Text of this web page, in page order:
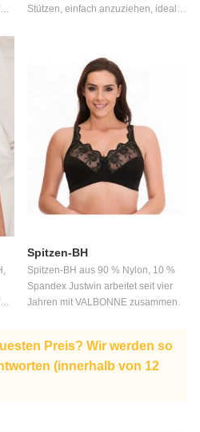
Stützen, einfach anzuziehen, ideal
täglichen Komfort große
Fabrikversorgung und gutes Preis-
Leistungs-Verhältnis
Spitzen-BH
Spitzen-BH aus 90 % Nylon, 10 %
Spandex Justwin arbeitet seit vier
Jahren mit VALBONNE zusammen.
Preis? Wir werden so
(innerhalb von 12